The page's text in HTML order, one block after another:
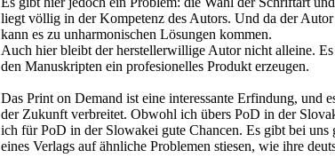
liegt völlig in der Kompetenz des Autors. Und da der
kann es zu unharmonischen Lösungen kommen.
Auch hier bleibt der herstellerwillige Autor nicht alleine.
den Manuskripten ein profesionelles Produkt erzeugen.
Das Print on Demand ist eine interessante Erfindung, und
der Zukunft verbreitet. Obwohl ich übers PoD in der
ich für PoD in der Slowakei gute Chancen. Es gibt bei uns
eines Verlags auf ähnliche Problemen stiesen, wie ihre